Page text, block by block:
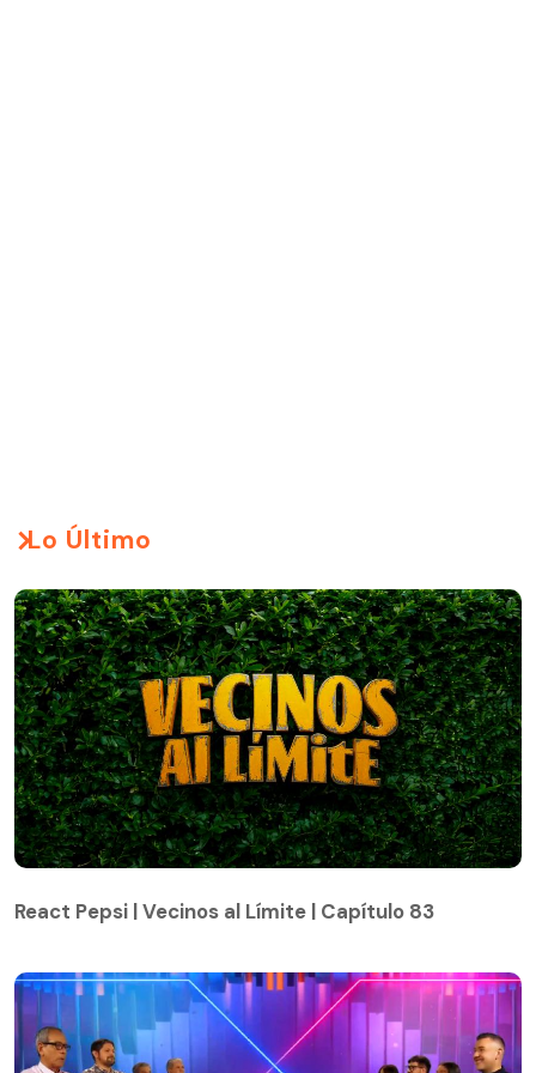
Lo Último
React Pepsi | Vecinos al Límite | Capítulo 83